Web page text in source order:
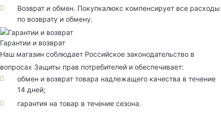
Возврат и обмен. Покупкалюкс компенсирует все расходы
по возврату и обмену.
Гарантии и возврат
Наш магазин соблюдает Российское законодательство в
вопросах Защиты прав потребителей и обеспечивает:
обмен и возврат товара надлежащего качества в течение
14 дней;
гарантия на товар в течение сезона.